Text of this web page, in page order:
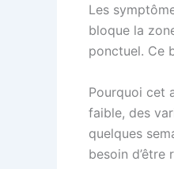
Les
bloque la
ponctuel. Ce
Pourquoi cet
faible, des
quelques
besoin